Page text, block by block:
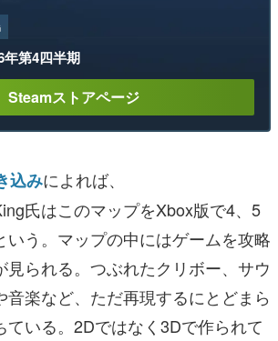
年第4四半期
Steamストアページ
込みによれば、
氏はこのマップをXbox版で4、5
いう。マップの中にはゲームを攻略
見られる。つぶれたクリボー、サウ
音楽など、ただ再現するにとどまら
ている。2Dではなく3Dで作られて